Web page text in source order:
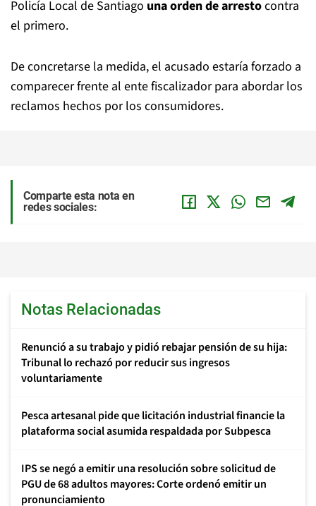
Policía Local de Santiago una orden de arrestocontra
el primero.
De concretarse la medida, el acusado estaría forzado a
comparecer frente al ente fiscalizador para abordar los
reclamos hechos por los consumidores.
Comparte esta nota en
redes sociales:
Notas Relacionadas
Renunció a su trabajo y pidió rebajar pensión de su hija:
Tribunal lo rechazó por reducir sus ingresos
voluntariamente
Pesca artesanal pide que licitación industrial financie la
plataforma social asumida respaldada por Subpesca
IPS se negó a emitir una resolución sobre solicitud de
PGU de 68 adultos mayores: Corte ordenó emitir un
pronunciamiento